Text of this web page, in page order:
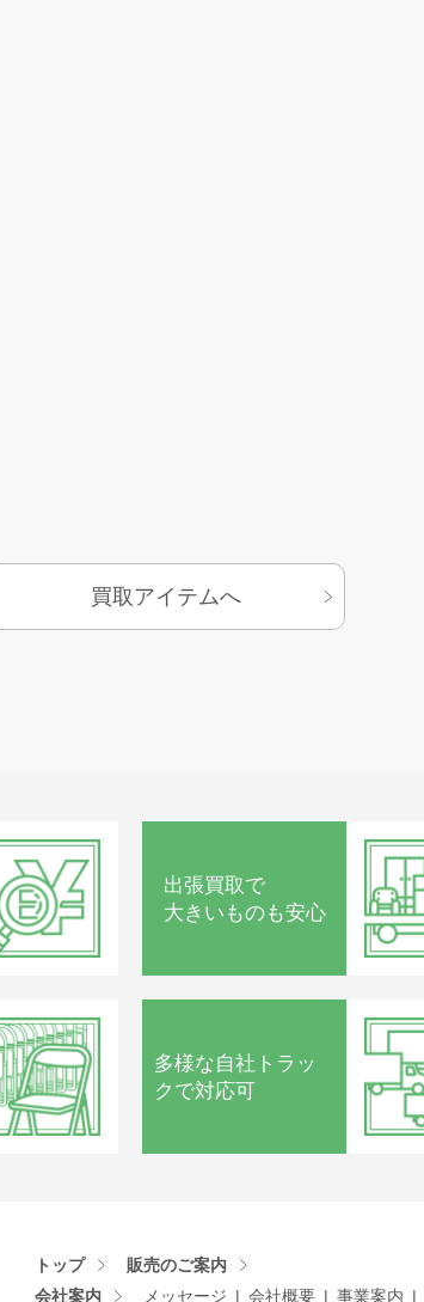
買取アイテムへ
出張買取で
大きいものも安心
多様な自社トラッ
クで対応可
トップ
販売のご案内
会社案内
メッセージ 会社概要 事業案内